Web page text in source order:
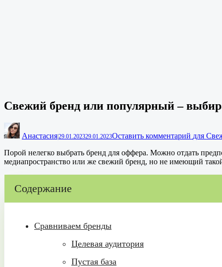
Свежий бренд или популярный –
Анастасия29.01.202329.01.2023Оставить комментарий для
Порой нелегко выбрать бренд для оффера. Можно отдать
медиапространство или же свежий бренд, но не имеющий
Содержание
Сравниваем бренды
Целевая аудитория
Пустая база